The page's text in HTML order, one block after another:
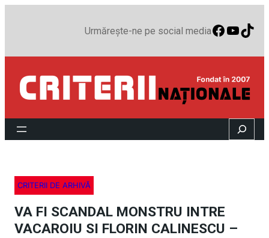
Urmărește-ne pe social media
Search
CRITERII DE ARHIVĂ
VA FI SCANDAL MONSTRU INTRE
VACAROIU SI FLORIN CALINESCU –